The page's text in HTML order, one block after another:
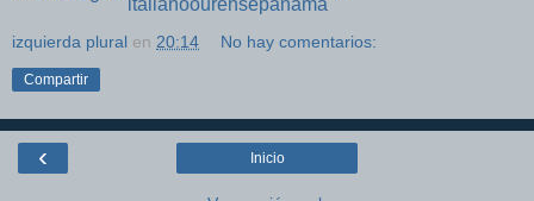
izquierda plural en 20:14 No hay comentarios:
Compartir
‹ Inicio